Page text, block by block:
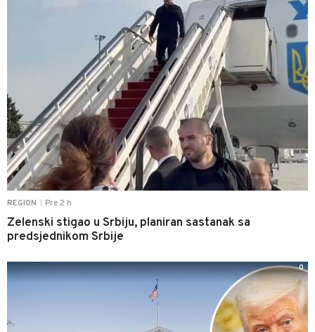
REGION Pre 2 h
Zelenski stigao u Srbiju, planiran sastanak sa
predsjednikom Srbije
0